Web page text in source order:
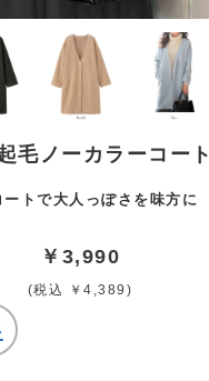
毛ノーカラーコート
トで大人っぽさを味方に
￥3,990
(税込 ￥4,389)